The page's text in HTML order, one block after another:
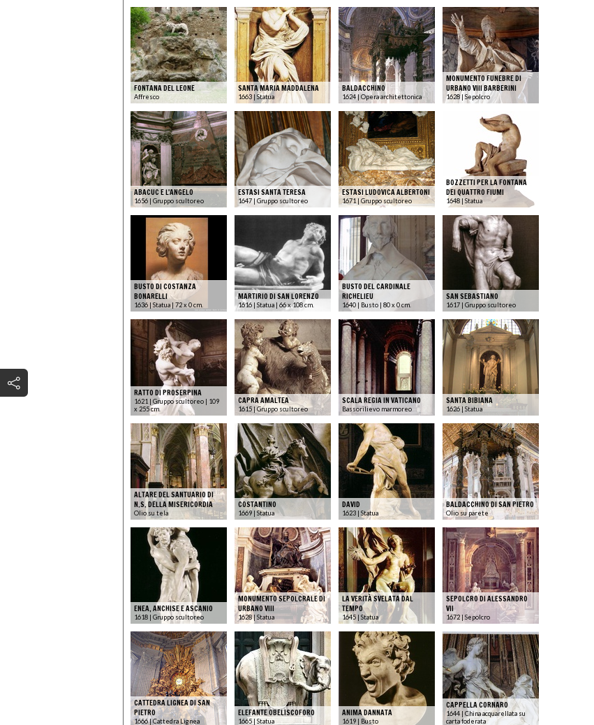
FONTANA DEL LEONE
Affresco
SANTA MARIA MADDALENA
1663 | Statua
BALDACCHINO
1624 | Opera architettonica
MONUMENTO FUNEBRE DI
URBANO VIII BARBERINI
1628 | Sepolcro
ABACUC E L'ANGELO
1656 | Gruppo scultoreo
ESTASI SANTA TERESA
1647 | Gruppo scultoreo
ESTASI LUDOVICA ALBERTONI
1671 | Gruppo scultoreo
BOZZETTI PER LA FONTANA
DEI QUATTRO FIUMI
1648 | Statua
BUSTO DI COSTANZA
BONARELLI
1636 | Statua | 72 x 0 cm.
MARTIRIO DI SAN LORENZO
1616 | Statua | 66 x 108 cm.
BUSTO DEL CARDINALE
RICHELIEU
1640 | Busto | 80 x 0 cm.
SAN SEBASTIANO
1617 | Gruppo scultoreo
RATTO DI PROSERPINA
1621 | Gruppo scultoreo | 109
x 255 cm.
CAPRA AMALTEA
1615 | Gruppo scultoreo
SCALA REGIA IN VATICANO
Bassorilievo marmoreo
SANTA BIBIANA
1626 | Statua
ALTARE DEL SANTUARIO DI
N.S. DELLA MISERICORDIA
Olio su tela
COSTANTINO
1669 | Statua
DAVID
1623 | Statua
BALDACCHINO DI SAN PIETRO
Olio su parete
ENEA, ANCHISE E ASCANIO
1618 | Gruppo scultoreo
MONUMENTO SEPOLCRALE DI
URBANO VIII
1628 | Statua
LA VERITÀ SVELATA DAL
TEMPO
1645 | Statua
SEPOLCRO DI ALESSANDRO
VII
1672 | Sepolcro
CATTEDRA LIGNEA DI SAN
PIETRO
1666 | Cattedra Lignea
ELEFANTE OBELISCOFORO
1665 | Statua
ANIMA DANNATA
1619 | Busto
CAPPELLA CORNARO
1644 | China acquarellata su
carta foderata